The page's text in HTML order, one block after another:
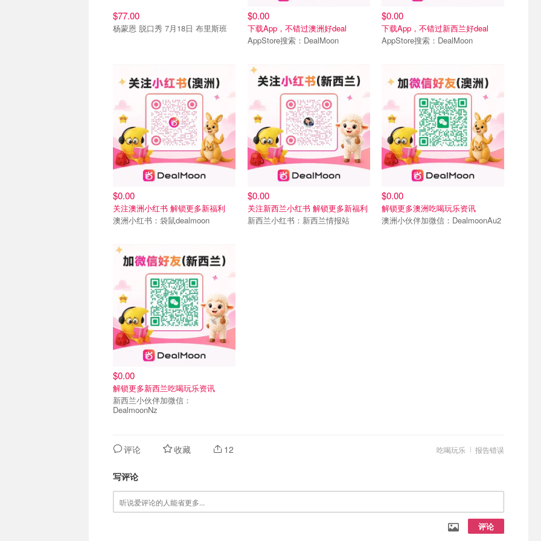
$77.00
杨蒙恩 脱口秀 7月18日 布里斯班
$0.00
下载App，不错过澳洲好deal
AppStore搜索：DealMoon
$0.00
下载App，不错过新西兰好deal
AppStore搜索：DealMoon
$0.00
关注澳洲小红书 解锁更多新福利
澳洲小红书：袋鼠dealmoon
联系我们
$0.00
关注新西兰小红书 解锁更多新福利
新西兰小红书：新西兰情报站
$0.00
解锁更多澳洲吃喝玩乐资讯
澳洲小伙伴加微信：DealmoonAu2
联系我们
$0.00
解锁更多新西兰吃喝玩乐资讯
新西兰小伙伴加微信：
DealmoonNz
报告错误
吃喝玩乐
评论 收藏 12
写评论
评论